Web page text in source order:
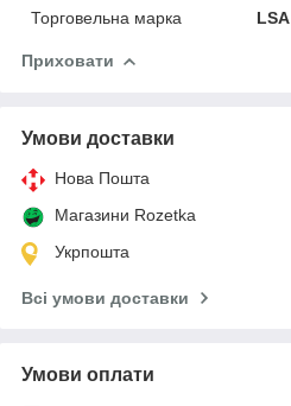
Торговельна марка
LSA
Приховати
Умови доставки
Нова Пошта
Магазини Rozetka
Укрпошта
Всі умови доставки
Умови оплати